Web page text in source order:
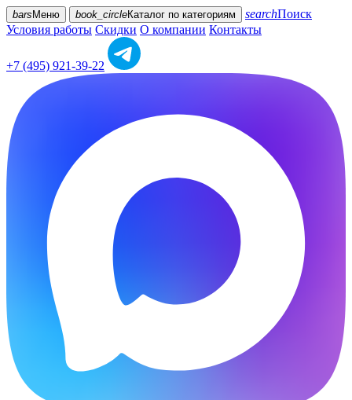
bars Меню book_circleКаталог по категориям searchПоиск
Условия работы Скидки О компании Контакты
+7 (495) 921-39-22